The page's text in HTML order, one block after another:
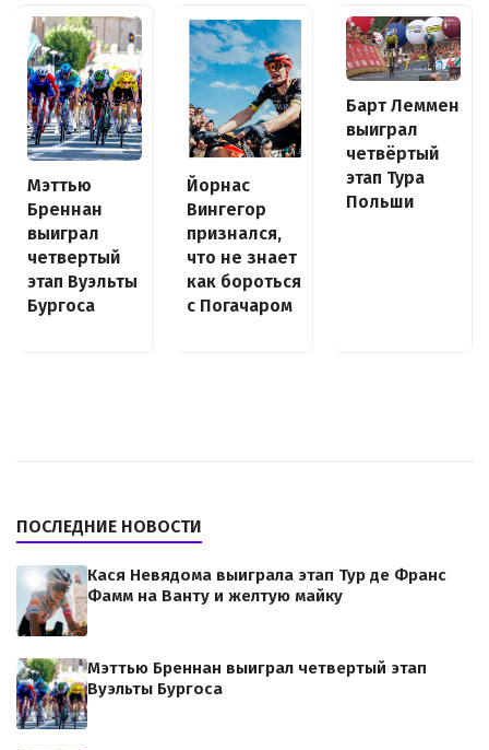
Мэттью
Бреннан
выиграл
четвертый
этап Вуэльты
Бургоса
Йорнас
Вингегор
признался,
что не знает
как бороться
с Погачаром
Барт Леммен
выиграл
четвёртый
этап Тура
Польши
ПОСЛЕДНИЕ НОВОСТИ
Кася Невядома выиграла этап Тур де Франс
Фамм на Ванту и желтую майку
Мэттью Бреннан выиграл четвертый этап
Вуэльты Бургоса